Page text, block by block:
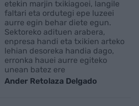
etekin marjin txikiagoei, langile
faltari eta ordutegi epe luzeei
aurre egin behar diete egun.
Sektoreko adituen arabera,
enpresa handi eta txikien arteko
lehian desoreka handia dago,
erronka hauei aurre egiteko
unean batez ere
Ander Retolaza Delgado